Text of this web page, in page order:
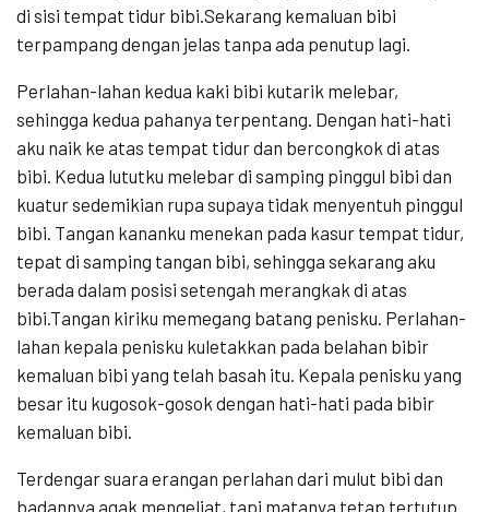
di sisi tempat tidur bibi.Sekarang kemaluan bibi
terpampang dengan jelas tanpa ada penutup lagi.
Perlahan-lahan kedua kaki bibi kutarik melebar,
sehingga kedua pahanya terpentang. Dengan hati-hati
aku naik ke atas tempat tidur dan bercongkok di atas
bibi. Kedua lututku melebar di samping pinggul bibi dan
kuatur sedemikian rupa supaya tidak menyentuh pinggul
bibi. Tangan kananku menekan pada kasur tempat tidur,
tepat di samping tangan bibi, sehingga sekarang aku
berada dalam posisi setengah merangkak di atas
bibi.Tangan kiriku memegang batang penisku. Perlahan-
lahan kepala penisku kuletakkan pada belahan bibir
kemaluan bibi yang telah basah itu. Kepala penisku yang
besar itu kugosok-gosok dengan hati-hati pada bibir
kemaluan bibi.
Terdengar suara erangan perlahan dari mulut bibi dan
badannya agak mengeliat, tapi matanya tetap tertutup.